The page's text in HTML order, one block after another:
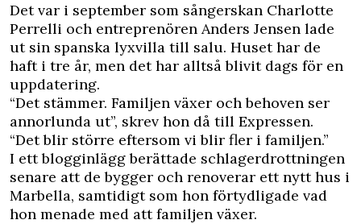
Det var i september som sångerskan Charlotte
Perrelli och entreprenören Anders Jensen lade
ut sin spanska lyxvilla till salu. Huset har de
haft i tre år, men det har alltså blivit dags för en
uppdatering.
“Det stämmer. Familjen växer och behoven ser
annorlunda ut”, skrev hon då till Expressen.
“Det blir större eftersom vi blir fler i familjen.”
I ett blogginlägg berättade schlagerdrottningen
senare att de bygger och renoverar ett nytt hus i
Marbella, samtidigt som hon förtydligade vad
hon menade med att familjen växer.